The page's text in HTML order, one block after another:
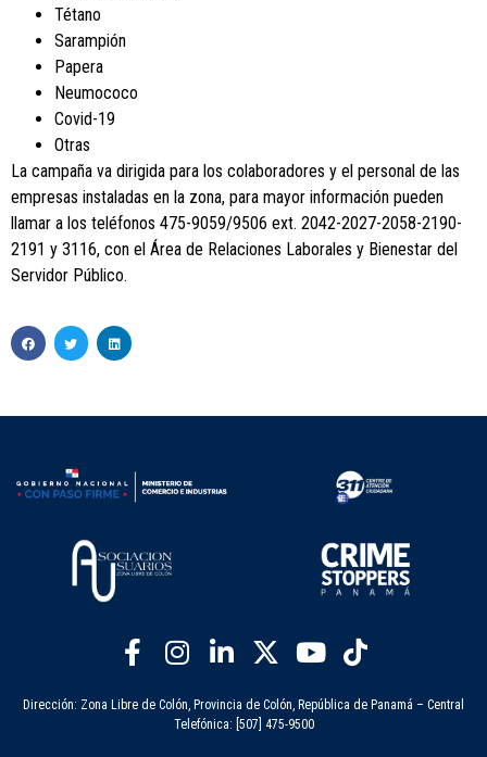
Tétano
Sarampión
Papera
Neumococo
Covid-19
Otras
La campaña va dirigida para los colaboradores y el personal de las
empresas instaladas en la zona, para mayor información pueden
llamar a los teléfonos 475-9059/9506 ext. 2042-2027-2058-2190-
2191 y 3116, con el Área de Relaciones Laborales y Bienestar del
Servidor Público.
Dirección: Zona Libre de Colón, Provincia de Colón, República de Panamá – Central
Telefónica: [507] 475-9500